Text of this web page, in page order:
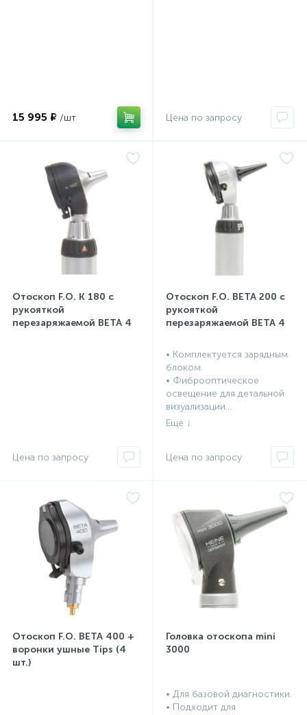
15 995 ₽
Отоскоп F.O. K 180 с
рукояткой
перезаряжаемой BETA 4
Отоскоп F.O. BETA 200 с
рукояткой
перезаряжаемой BETA 4
• Комплектуется зарядным
блоком.
• Фиброоптическое
освещение для детальной
визуализации...
Отоскоп F.O. BETA 400 +
воронки ушные Tips (4
шт.)
Головка отоскопа mini
3000
• Для базовой диагностики.
• Подходит для